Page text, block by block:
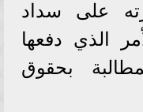
على سداد
الذي دفعها
بحقوق